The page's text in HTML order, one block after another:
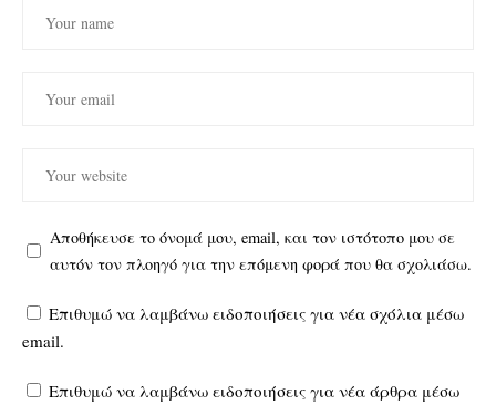
Αποθήκευσε το όνομά μου, email, και τον ιστότοπο μου σε
αυτόν τον πλοηγό για την επόμενη φορά που θα σχολιάσω.
Επιθυμώ να λαμβάνω ειδοποιήσεις για νέα σχόλια μέσω
email.
Επιθυμώ να λαμβάνω ειδοποιήσεις για νέα άρθρα μέσω